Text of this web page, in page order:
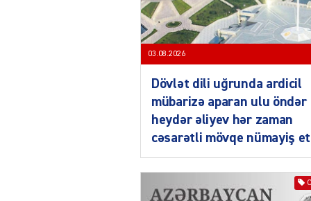
03.08.2026
Dövlət dili uğrunda ardicil
mübarizə aparan ulu öndər
heydər əliyev hər zaman
cəsarətli mövqe nümayiş